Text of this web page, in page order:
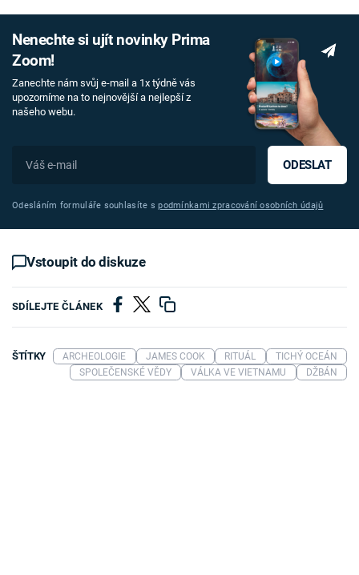
Nenechte si ujít novinky Prima
Zoom!
Zanechte nám svůj e-mail a 1x týdně vás
upozorníme na to nejnovější a nejlepší z
našeho webu.
ODESLAT
Odesláním formuláře souhlasíte spodmínkami zpracování osobních údajů
Vstoupit do diskuze
SDÍLEJTE ČLÁNEK
ŠTÍTKY ARCHEOLOGIE JAMES COOK RITUÁL
TICHÝ OCEÁN
SPOLEČENSKÉ VĚDY
VÁLKA VE VIETNAMU DŽBÁN